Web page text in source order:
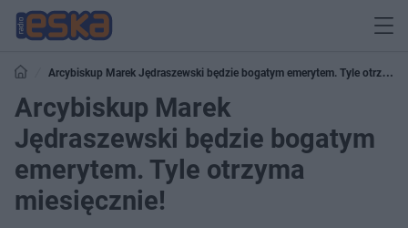
Arcybiskup Marek Jędraszewski będzie bogatym emerytem. Tyle otrzyma
miesięcznie!
Arcybiskup Marek
Jędraszewski będzie bogatym
emerytem. Tyle otrzyma
miesięcznie!